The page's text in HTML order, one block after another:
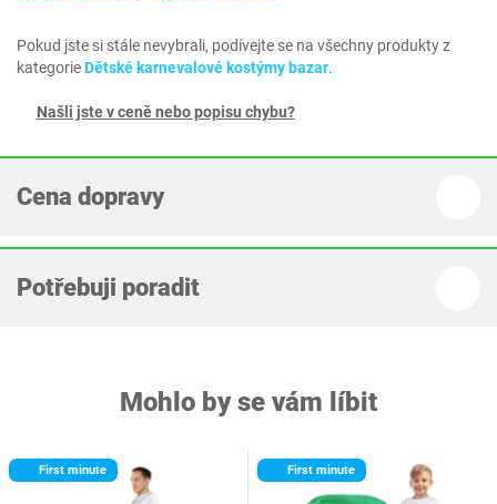
Pokud jste si stále nevybrali, podívejte se na všechny produkty z
kategorieDětské karnevalové kostýmy bazar.
Našli jste v ceně nebo popisu chybu?
Cena dopravy
Potřebuji poradit
Mohlo by se vám líbit
First minute First minute